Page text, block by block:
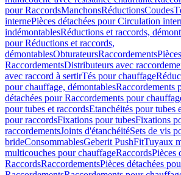
pour RaccordsManchonsRéductionsCoudes
internePièces détachées pour Circulation
indémontablesRéductions et raccords,
pour Réductions et raccords,
démontablesObturateursRaccordements
RaccordementsDistributeurs avec
avec raccord à sertirTés pour chauffage
pour chauffage, démontablesRaccordements
détachées pour Raccordements pour
pour tubes et raccordsEtanchéités pour tubes
pour raccordsFixations pour tubesFixations
raccordementsJoints d'étanchéitéSets de vis
brideConsommablesGeberit PushFitTuyaux
multicouches pour chauffageRaccordsPièces
RaccordsRaccordementsPièces détachées